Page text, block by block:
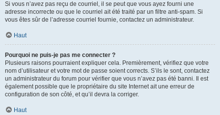
Si vous n’avez pas reçu de courriel, il se peut que vous ayez fourni une
adresse incorrecte ou que le courriel ait été traité par un filtre anti-spam. Si
vous êtes sûr de l’adresse courriel fournie, contactez un administrateur.
Haut
Pourquoi ne puis-je pas me connecter ?
Plusieurs raisons pourraient expliquer cela. Premièrement, vérifiez que votre
nom d’utilisateur et votre mot de passe soient corrects. S’ils le sont, contactez
un administrateur du forum pour vérifier que vous n’avez pas été banni. Il est
également possible que le propriétaire du site Internet ait une erreur de
configuration de son côté, et qu’il devra la corriger.
Haut